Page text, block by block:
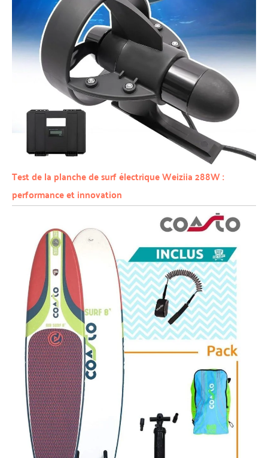
Test de la planche de surf électrique Weiziia 288W :
performance et innovation